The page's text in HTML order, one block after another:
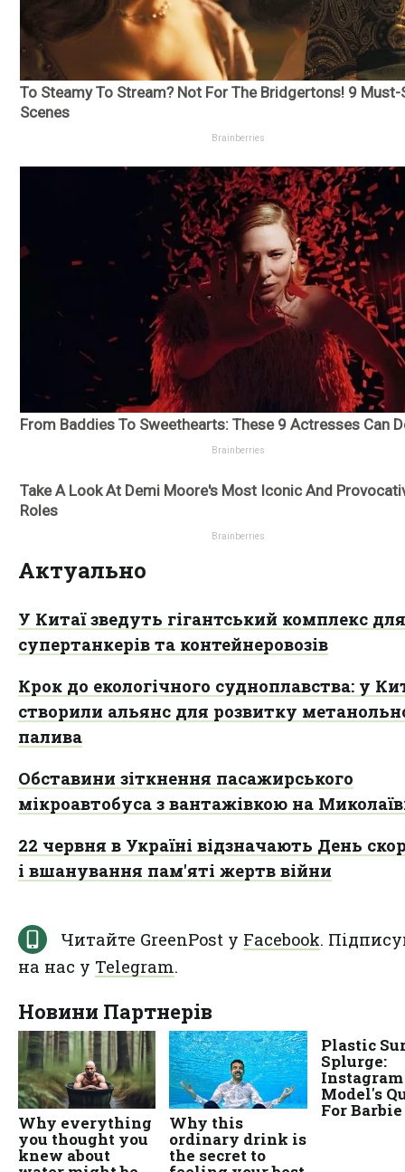
Актуально
У Китаї зведуть гігантський комплекс для
супертанкерів та контейнеровозів
Крок до екологічного судноплавства: у
створили альянс для розвитку
палива
Обставини зіткнення пасажирського
мікроавтобуса з вантажівкою на
22 червня в Україні відзначають День
і вшанування пам'яті жертв війни
Читайте GreenPost у Facebook.
на нас у Telegram.